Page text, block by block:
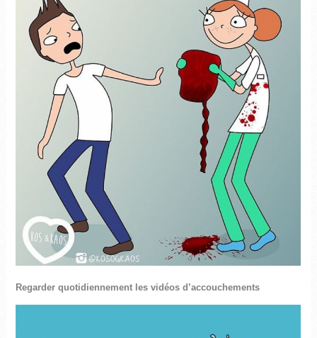
Regarder quotidiennement les vidéos d’accouchements